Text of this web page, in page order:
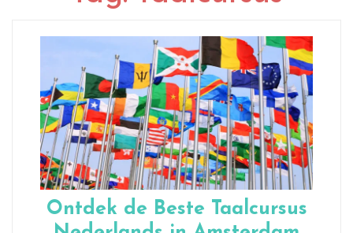
Ontdek de Beste Taalcursus